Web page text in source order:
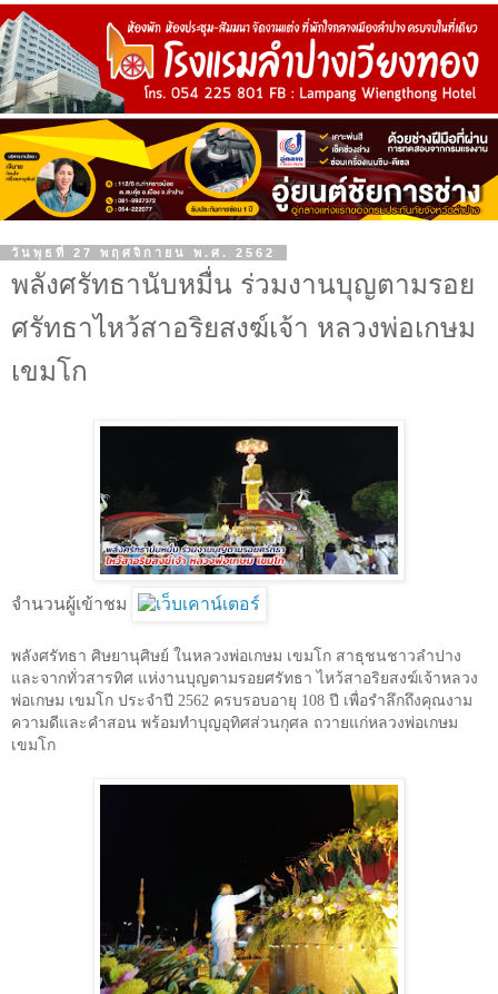
วันพุธที่ 27 พฤศจิกายน พ.ศ. 2562
พลังศรัทธานับหมื่น ร่วมงานบุญตามรอย
ศรัทธาไหว้สาอริยสงฆ์เจ้า หลวงพ่อเกษม
เขมโก
จำนวนผู้เข้าชม
พลังศรัทธา ศิษยานุศิษย์ ในหลวงพ่อเกษม เขมโก สาธุชนชาวลำปาง
และจากทั่วสารทิศ แห่งานบุญตามรอยศรัทธา ไหว้สาอริยสงฆ์เจ้าหลวง
พ่อเกษม เขมโก ประจำปี 2562 ครบรอบอายุ 108 ปี เพื่อรำลึกถึงคุณงาม
ความดีและคำสอน พร้อมทำบุญอุทิศส่วนกุศล ถวายแก่หลวงพ่อเกษม
เขมโก